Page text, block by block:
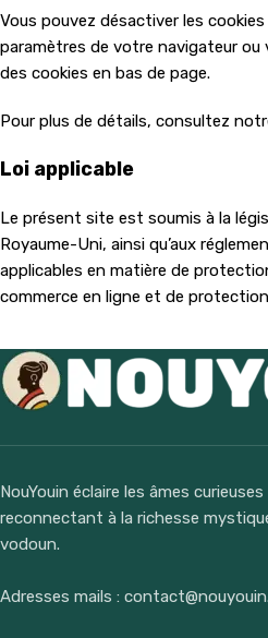
Vous pouvez désactiver les
paramètres de votre navigateur
des cookies en bas de page.
Pour plus de détails, consultez
Loi applicable
Le présent site est soumis à la
Royaume-Uni, ainsi qu’aux
applicables en matière de
commerce en ligne et de
NouYouin éclaire les âmes
reconnectant à la richesse
vodoun.
Adresses mails :